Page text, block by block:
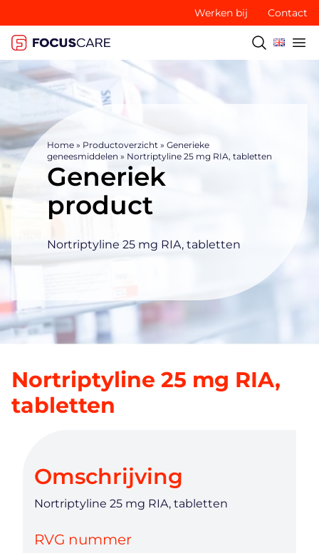
Werken bij Contact
Home » Productoverzicht » Generieke
geneesmiddelen » Nortriptyline 25 mg RIA, tabletten
Generiek
product
Nortriptyline 25 mg RIA, tabletten
Nortriptyline 25 mg RIA,
tabletten
Omschrijving
Nortriptyline 25 mg RIA, tabletten
RVG nummer